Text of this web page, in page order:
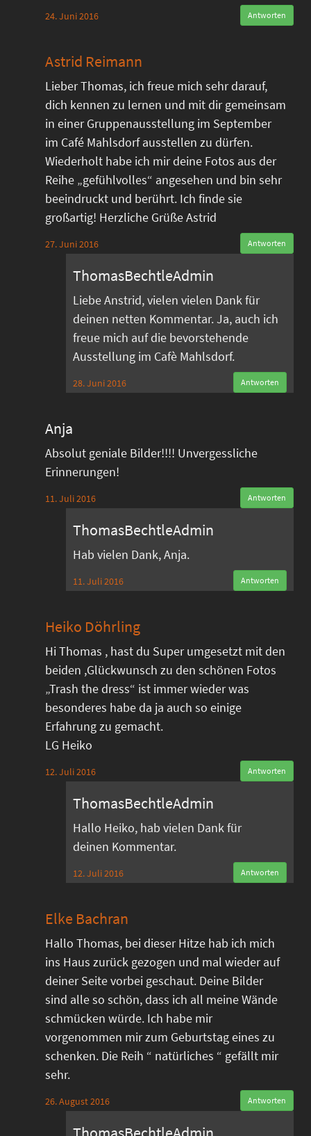
24. Juni 2016 Antworten
Astrid Reimann
Lieber Thomas, ich freue mich sehr darauf,
dich kennen zu lernen und mit dir gemeinsam
in einer Gruppenausstellung im September
im Café Mahlsdorf ausstellen zu dürfen.
Wiederholt habe ich mir deine Fotos aus der
Reihe „gefühlvolles“ angesehen und bin sehr
beeindruckt und berührt. Ich finde sie
großartig! Herzliche Grüße Astrid
27. Juni 2016 Antworten
ThomasBechtleAdmin
Liebe Anstrid, vielen vielen Dank für
deinen netten Kommentar. Ja, auch ich
freue mich auf die bevorstehende
Ausstellung im Cafè Mahlsdorf.
28. Juni 2016 Antworten
Anja
Absolut geniale Bilder!!!! Unvergessliche
Erinnerungen!
11. Juli 2016 Antworten
ThomasBechtleAdmin
Hab vielen Dank, Anja.
11. Juli 2016 Antworten
Heiko Döhrling
Hi Thomas , hast du Super umgesetzt mit den
beiden ,Glückwunsch zu den schönen Fotos
„Trash the dress“ ist immer wieder was
besonderes habe da ja auch so einige
Erfahrung zu gemacht.
LG Heiko
12. Juli 2016 Antworten
ThomasBechtleAdmin
Hallo Heiko, hab vielen Dank für
deinen Kommentar.
12. Juli 2016 Antworten
Elke Bachran
Hallo Thomas, bei dieser Hitze hab ich mich
ins Haus zurück gezogen und mal wieder auf
deiner Seite vorbei geschaut. Deine Bilder
sind alle so schön, dass ich all meine Wände
schmücken würde. Ich habe mir
vorgenommen mir zum Geburtstag eines zu
schenken. Die Reih “ natürliches “ gefällt mir
sehr.
26. August 2016 Antworten